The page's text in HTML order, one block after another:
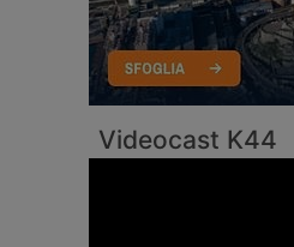
Videocast K44